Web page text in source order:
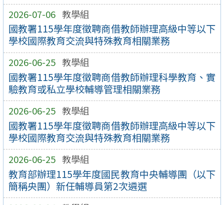
2026-07-06 教學組
國教署115學年度徵聘商借教師辦理高級中等以下
學校國際教育交流與特殊教育相關業務
2026-06-25 教學組
國教署115學年度徵聘商借教師辦理科學教育、實
驗教育或私立學校輔導管理相關業務
2026-06-25 教學組
國教署115學年度徵聘商借教師辦理高級中等以下
學校國際教育交流與特殊教育相關業務
2026-06-25 教學組
教育部辦理115學年度國民教育中央輔導團（以下
簡稱央團）新任輔導員第2次遴選